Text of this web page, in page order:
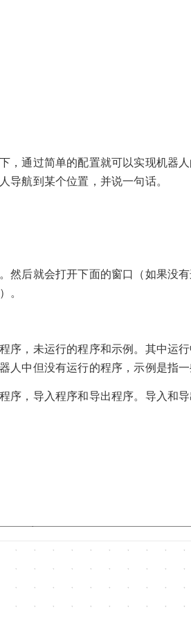
，通过简单的配置就可以实现机器
导航到某个位置，并说一句话。
然后就会打开下面的窗口（如果没
。
序，未运行的程序和示例。其中运
中但没有运行的程序，示例是指一
序，导入程序和导出程序。导入和